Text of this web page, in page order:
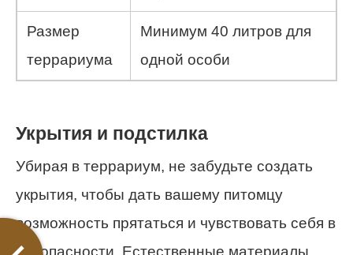
Размер
террариума
Минимум 40 литров для
одной особи
Укрытия и подстилка
Убирая в террариум, не забудьте создать
укрытия, чтобы дать вашему питомцу
возможность прятаться и чувствовать себя в